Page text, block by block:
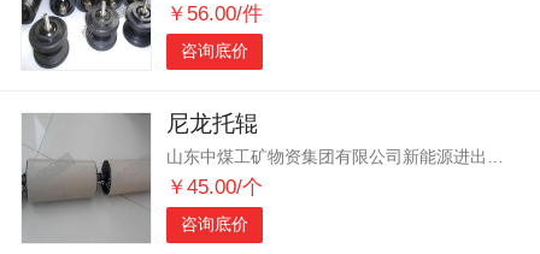
￥56.00/件
咨询底价
尼龙托辊
￥45.00/个
咨询底价